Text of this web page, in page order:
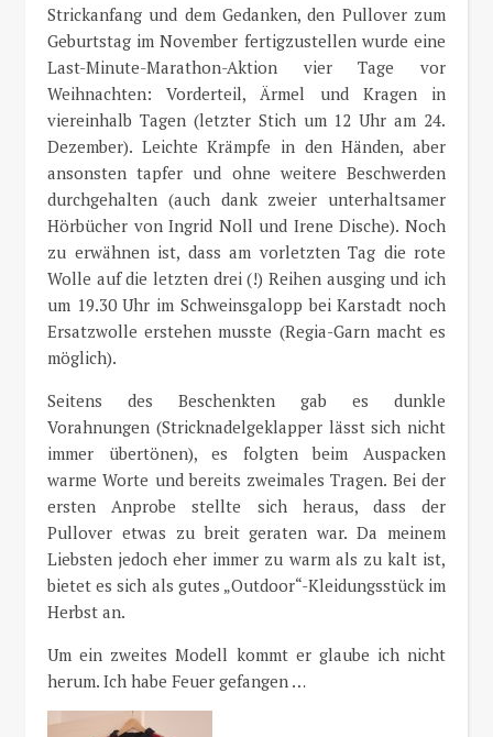
Strickanfang und dem Gedanken, den Pullover zum
Geburtstag im November fertigzustellen wurde eine
Last-Minute-Marathon-Aktion vier Tage vor
Weihnachten: Vorderteil, Ärmel und Kragen in
viereinhalb Tagen (letzter Stich um 12 Uhr am 24.
Dezember). Leichte Krämpfe in den Händen, aber
ansonsten tapfer und ohne weitere Beschwerden
durchgehalten (auch dank zweier unterhaltsamer
Hörbücher von Ingrid Noll und Irene Dische). Noch
zu erwähnen ist, dass am vorletzten Tag die rote
Wolle auf die letzten drei (!) Reihen ausging und ich
um 19.30 Uhr im Schweinsgalopp bei Karstadt noch
Ersatzwolle erstehen musste (Regia-Garn macht es
möglich).
Seitens des Beschenkten gab es dunkle
Vorahnungen (Stricknadelgeklapper lässt sich nicht
immer übertönen), es folgten beim Auspacken
warme Worte und bereits zweimales Tragen. Bei der
ersten Anprobe stellte sich heraus, dass der
Pullover etwas zu breit geraten war. Da meinem
Liebsten jedoch eher immer zu warm als zu kalt ist,
bietet es sich als gutes „Outdoor“-Kleidungsstück im
Herbst an.
Um ein zweites Modell kommt er glaube ich nicht
herum. Ich habe Feuer gefangen …